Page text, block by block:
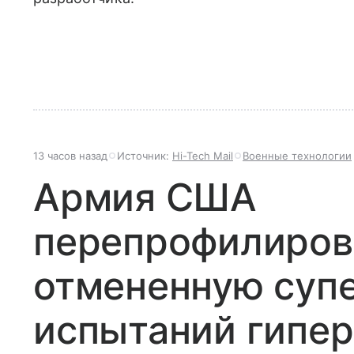
13 часов назад Источник: Hi-Tech Mail Военные технологии
Армия США
отмененную
испытаний